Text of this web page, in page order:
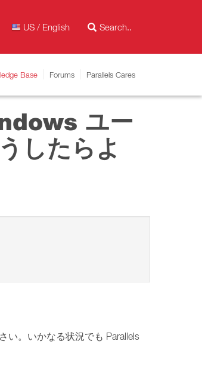
US / English
Base Forums Parallels Cares
ユー
したらよ
い。いかなる状況でも Parallels